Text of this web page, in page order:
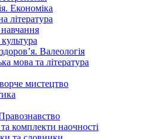
Економіка
література
Валеологія
мова та література
мистецтво
комплекти наочності